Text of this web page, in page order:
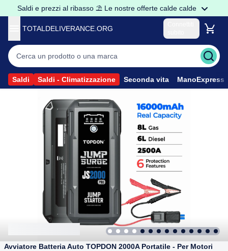
Saldi e prezzi al ribasso ⛱️ Le nostre offerte calde calde
TOTALDELIVERANCE.ORG
Accedere al mio account
Sono un Professionista
Accedere ai prezzi Pro
Saldi Saldi - Climatizzazione Seconda vita ManoExpress
Avviatore Batteria Auto TOPDON 2000A Portatile - Per Motori